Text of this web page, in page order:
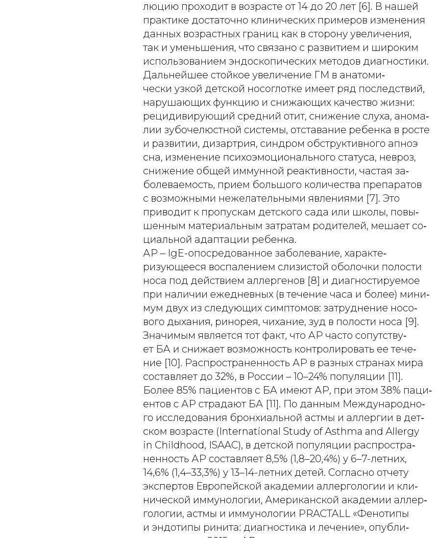
люцию проходит в возрасте от 14 до 20 лет [6]. В нашей
практике достаточно клинических примеров изменения
данных возрастных границ как в сторону увеличения,
так и уменьшения, что связано с развитием и широким
использованием эндоскопических методов диагностики.
Дальнейшее стойкое увеличение ГМ в анатоми‑
чески узкой детской носоглотке имеет ряд последствий,
нарушающих функцию и снижающих качество жизни:
рецидивирующий средний отит, снижение слуха, анома‑
лии зубочелюстной системы, отставание ребенка в росте
и развитии, дизартрия, синдром обструктивного апноэ
сна, изменение психоэмоционального статуса, невроз,
снижение общей иммунной реактивности, частая за‑
болеваемость, прием большого количества препаратов
с возможными нежелательными явлениями [7]. Это
приводит к пропускам детского сада или школы, повы‑
шенным материальным затратам родителей, мешает со‑
циальной адаптации ребенка.
АР – IgE-опосредованное заболевание, характе‑
ризующееся воспалением слизистой оболочки полости
носа под действием аллергенов [8] и диагностируемое
при наличии ежедневных (в течение часа и более) мини‑
мум двух из следующих симптомов: затруднение носо‑
вого дыхания, ринорея, чихание, зуд в полости носа [9].
Значимым является тот факт, что АР часто сопутству‑
ет БА и снижает возможность контролировать ее тече‑
ние [10]. Распространенность АР в разных странах мира
составляет до 32%, в России – 10–24% популяции [11].
Более 85% пациентов с БА имеют АР, при этом 38% паци‑
ентов с АР страдают БА [11]. По данным Международно‑
го исследования бронхиальной астмы и аллергии в дет‑
ском возрасте (International Study of Asthma and Allergy
in Childhood, ISAAC), в детской популяции распростра‑
ненность АР составляет 8,5% (1,8–20,4%) у 6–7-летних,
14,6% (1,4–33,3%) у 13–14-летних детей. Согласно отчету
экспертов Европейской академии аллергологии и кли‑
нической иммунологии, Американской академии аллер‑
гологии, астмы и иммунологии PRACTALL «Фенотипы
и эндотипы ринита: диагностика и лечение», опубли‑